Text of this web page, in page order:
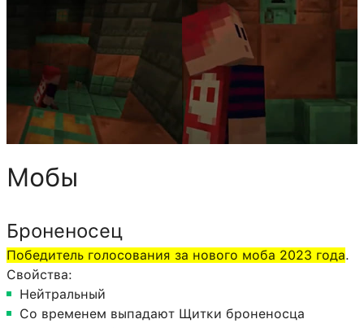
Мобы
Броненосец
Победитель голосования за нового моба 2023 года.
Свойства:
Нейтральный
Со временем выпадают Щитки броненосца